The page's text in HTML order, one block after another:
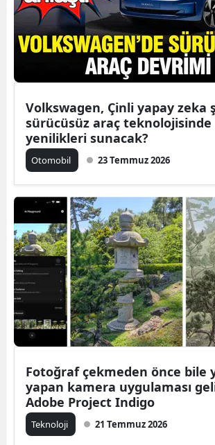
Volkswagen, Çinli yapay zeka
sürücüsüz araç
yenilikleri sunacak?
Otomobil 23 Temmuz 2026
Fotoğraf çekmeden önce bile
yapan kamera uygulaması
Adobe Project Indigo
Teknoloji 21 Temmuz 2026